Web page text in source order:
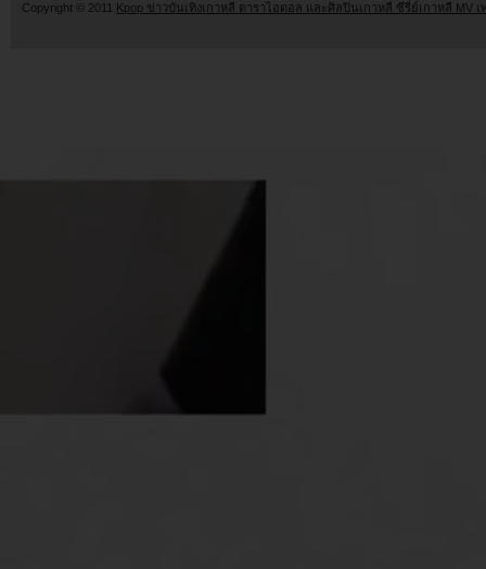
Copyright © 2011 Kpop ข่าวบันเทิงเกาหลี ดาราไอดอล และศิลปินเกาหลี ซีรี่ย์เกาหลี MV